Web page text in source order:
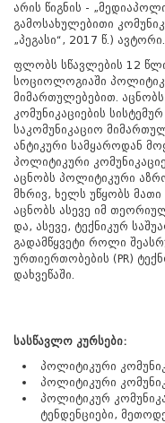
არის წიგნის -
გამოსახულებითი
„პეგასი“, 2017 წ.) ავტორი.
ფლობს სწავლების 12
სოციოლოგიაში
მიმართულებებით.
კომუნიკაციების
საკომუნიკაციო
ანტიკური სამყაროდან
პოლიტიკური
აცნობს პოლიტიკური
მხრივ, ხელს უწყობს
აცნობს ასევე იმ
და, ასევე, ტექნიკურ
გადამწყვეტი როლი
ურთიერთობების (PR)
დახვეწაში.
სასწავლო კურსები:
პოლიტიკური
პოლიტიკური
პოლიტიკურ
ტენდენციები,